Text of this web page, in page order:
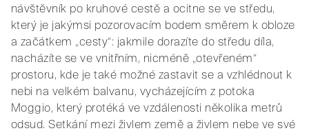
návštěvník po kruhové cestě a ocitne se ve středu,
který je jakýmsi pozorovacím bodem směrem k obloze
a začátkem „cesty“: jakmile dorazíte do středu díla,
nacházíte se ve vnitřním, nicméně „otevřeném“
prostoru, kde je také možné zastavit se a vzhlédnout k
nebi na velkém balvanu, vycházejícím z potoka
Moggio, který protéká ve vzdálenosti několika metrů
odsud. Setkání mezi živlem země a živlem nebe ve své